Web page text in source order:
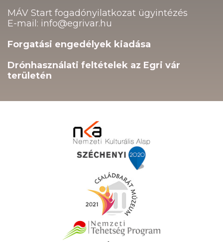
MÁV Start fogadónyilatkozat ügyintézés
E-mail: info@egrivar.hu
Forgatási engedélyek kiadása
Drónhasználati feltételek az Egri vár
területén